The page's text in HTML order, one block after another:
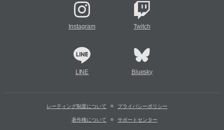
Instagram Twitch
LINE Bluesky
レーティング制度について プライバシーポリシー
著作権について サポートセンター